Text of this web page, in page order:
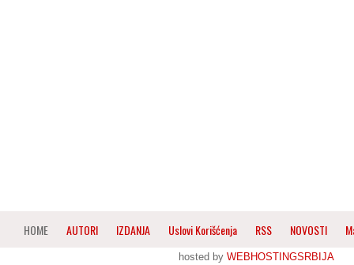
HOME AUTORI IZDANJA Uslovi Korišćenja RSS NOVOSTI
hosted by WEBHOSTINGSRBIJA